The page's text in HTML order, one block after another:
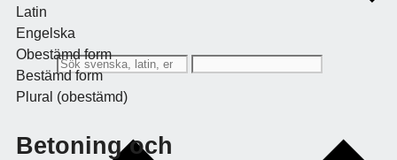
Latin
Engelska
Obestämd form
Bestämd form
Plural (obestämd)
Betoning och